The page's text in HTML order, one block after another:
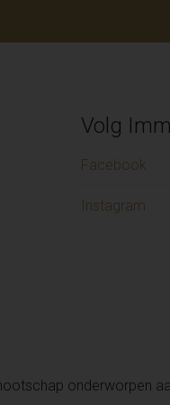
Volg
Facebook
Instagram
onderworpen